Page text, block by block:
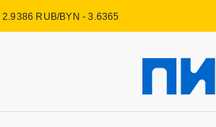
RUB/BYN - 3.6365